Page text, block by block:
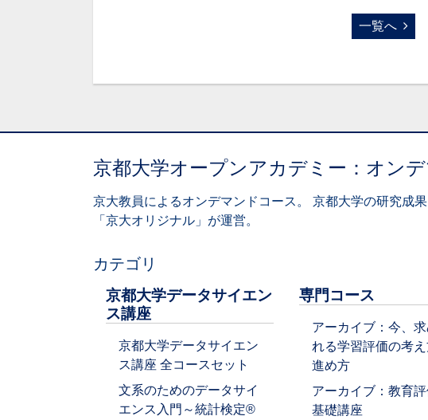
一覧へ
京都大学オープンアカデミー：オン
京大教員によるオンデマンドコース。 京都大学の研究成
「京大オリジナル」が運営。
カテゴリ
京都大学データサイエン
ス講座
京都大学データサイエン
ス講座 全コースセット
文系のためのデータサイ
エンス入門～統計検定®
専門コース
アーカイブ：今、求
れる学習評価の考え
進め方
アーカイブ：教育
基礎講座